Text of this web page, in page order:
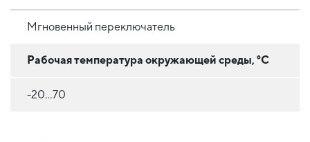
Мгновенный переключатель
Рабочая температура окружающей среды, °C
-20...70